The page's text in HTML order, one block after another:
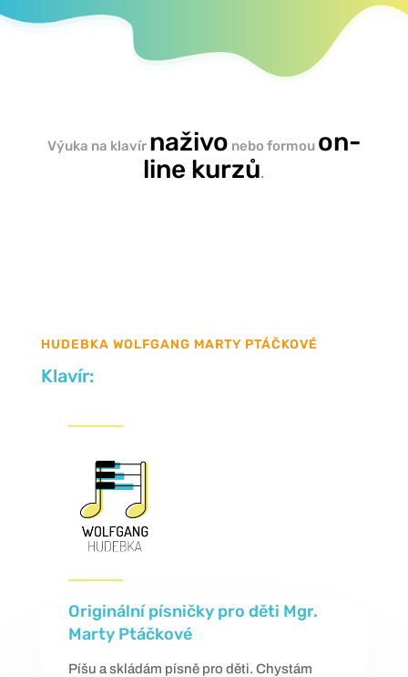
Výuka na klavír naživo nebo formou on-
line kurzů.
HUDEBKA WOLFGANG MARTY PTÁČKOVÉ
Klavír:
Originální písničky pro děti Mgr.
Marty Ptáčkové
Píšu a skládám písně pro děti. Chystám